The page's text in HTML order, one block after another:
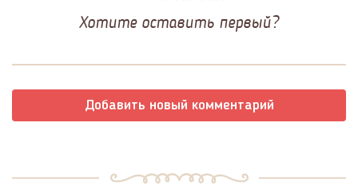
Хотите оставить первый?
Добавить новый комментарий